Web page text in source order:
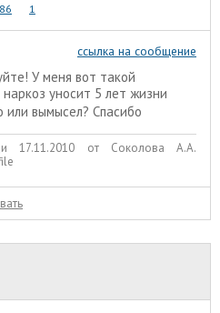
1
ссылка на сообщение
У меня вот такой
уносит 5 лет жизни
или вымысел? Спасибо
17.11.2010 от Соколова А.А.